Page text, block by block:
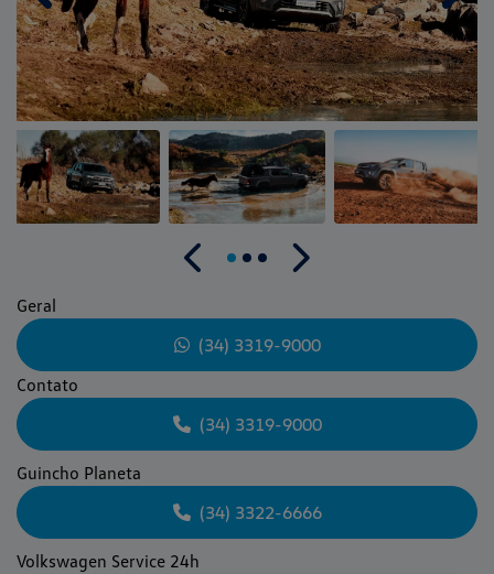
Anterior
Próximo
Geral
(34) 3319-9000
Contato
(34) 3319-9000
Guincho Planeta
(34) 3322-6666
Volkswagen Service 24h